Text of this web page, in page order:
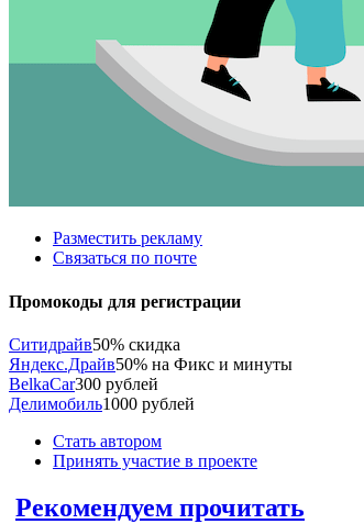
Разместить рекламу
Связаться по почте
Промокоды для регистрации
Ситидрайв50% скидка
Яндекс.Драйв50% на Фикс и минуты
BelkaCar300 рублей
Делимобиль1000 рублей
Стать автором
Принять участие в проекте
Рекомендуем прочитать